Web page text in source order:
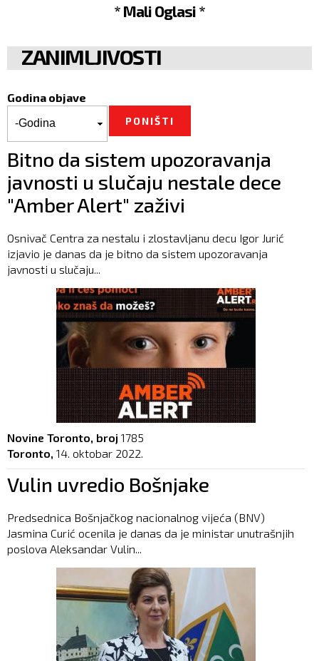
* Mali Oglasi *
ZANIMLJIVOSTI
Godina objave
Bitno da sistem upozoravanja
javnosti u slučaju nestale dece
"Amber Alert" zaživi
Osnivač Centra za nestalu i zlostavljanu decu Igor Jurić
izjavio je danas da je bitno da sistem upozoravanja
javnosti u slučaju...
Novine Toronto, broj 1785
Toronto, 14. oktobar 2022.
Vulin uvredio Bošnjake
Predsednica Bošnjačkog nacionalnog vijeća (BNV)
Jasmina Curić ocenila je danas da je ministar unutrašnjih
poslova Aleksandar Vulin...